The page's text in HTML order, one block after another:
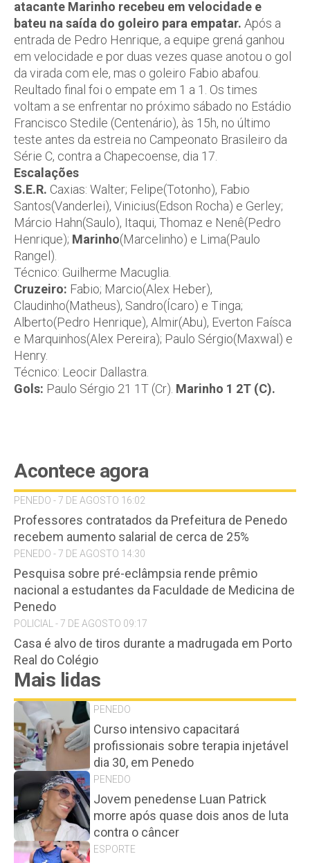
atacante Marinho recebeu em velocidade e
bateu na saída do goleiro para empatar. Após a
entrada de Pedro Henrique, a equipe grená ganhou
em velocidade e por duas vezes quase anotou o gol
da virada com ele, mas o goleiro Fabio abafou.
Reultado final foi o empate em 1 a 1. Os times
voltam a se enfrentar no próximo sábado no Estádio
Francisco Stedile (Centenário), às 15h, no último
teste antes da estreia no Campeonato Brasileiro da
Série C, contra a Chapecoense, dia 17.
Escalações
S.E.R. Caxias: Walter; Felipe(Totonho), Fabio
Santos(Vanderlei), Vinicius(Edson Rocha) e Gerley;
Márcio Hahn(Saulo), Itaqui, Thomaz e Nenê(Pedro
Henrique); Marinho(Marcelinho) e Lima(Paulo
Rangel).
Técnico: Guilherme Macuglia.
Cruzeiro: Fabio; Marcio(Alex Heber),
Claudinho(Matheus), Sandro(Ícaro) e Tinga;
Alberto(Pedro Henrique), Almir(Abu), Everton Faísca
e Marquinhos(Alex Pereira); Paulo Sérgio(Maxwal) e
Henry.
Técnico: Leocir Dallastra.
Gols: Paulo Sérgio 21 1T (Cr). Marinho 1 2T (C).
Acontece agora
PENEDO - 7 DE AGOSTO 16:02
Professores contratados da Prefeitura de Penedo
recebem aumento salarial de cerca de 25%
PENEDO - 7 DE AGOSTO 14:30
Pesquisa sobre pré-eclâmpsia rende prêmio
nacional a estudantes da Faculdade de Medicina de
Penedo
POLICIAL - 7 DE AGOSTO 09:17
Casa é alvo de tiros durante a madrugada em Porto
Real do Colégio
Mais lidas
PENEDO
Curso intensivo capacitará
profissionais sobre terapia injetável
dia 30, em Penedo
PENEDO
Jovem penedense Luan Patrick
morre após quase dois anos de luta
contra o câncer
ESPORTE